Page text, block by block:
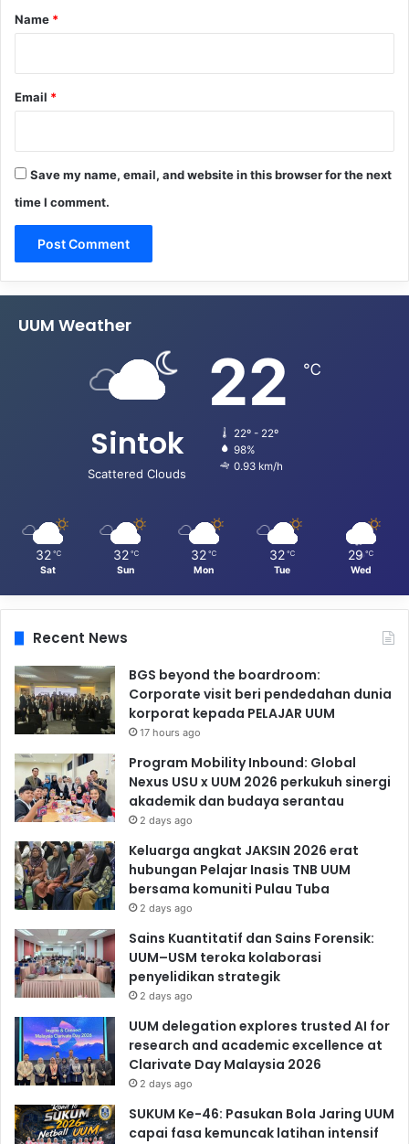
*
Name *
Email *
Save my name, email, and website in this browser for the next
time I comment.
UUM Weather
Sintok
Scattered Clouds
22 ℃
22º - 22º
98%
0.93 km/h
32 ℃
Sat
32 ℃
Sun
32 ℃
Mon
32 ℃
Tue
29 ℃
Wed
Recent News
BGS beyond the boardroom:
Corporate visit beri pendedahan dunia
korporat kepada PELAJAR UUM
17 hours ago
Program Mobility Inbound: Global
Nexus USU x UUM 2026 perkukuh sinergi
akademik dan budaya serantau
2 days ago
Keluarga angkat JAKSIN 2026 erat
hubungan Pelajar Inasis TNB UUM
bersama komuniti Pulau Tuba
2 days ago
Sains Kuantitatif dan Sains Forensik:
UUM–USM teroka kolaborasi
penyelidikan strategik
2 days ago
UUM delegation explores trusted AI for
research and academic excellence at
Clarivate Day Malaysia 2026
2 days ago
SUKUM Ke-46: Pasukan Bola Jaring UUM
capai fasa kemuncak latihan intensif